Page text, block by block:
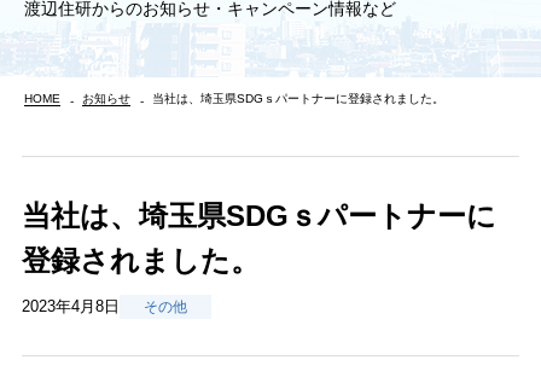
渡辺住研からのお知らせ・キャンペーン情報など
HOME お知らせ 当社は、埼玉県SDGｓパートナーに登録されました。
当社は、埼玉県SDGｓパートナーに
登録されました。
2023年4月8日 その他